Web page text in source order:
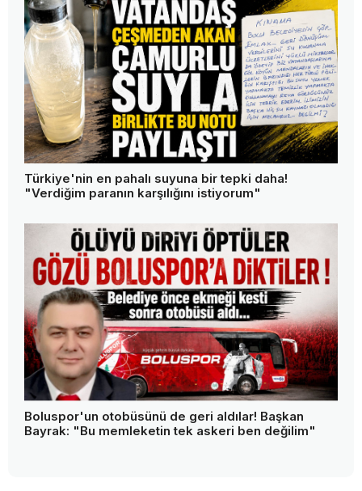
Türkiye'nin en pahalı suyuna bir tepki daha!
"Verdiğim paranın karşılığını istiyorum"
Boluspor'un otobüsünü de geri aldılar! Başkan
Bayrak: "Bu memleketin tek askeri ben değilim"